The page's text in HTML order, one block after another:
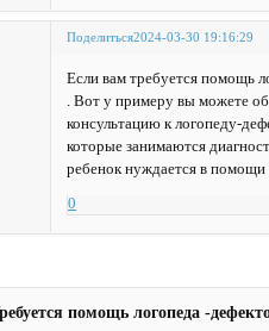
Поделиться2024-03-30 19:16:29
Если вам требуется помощь
. Вот у примеру вы можете
консультацию к логопеду-
которые занимаются
ребенок нуждается в помощи
0
помощь логопеда -